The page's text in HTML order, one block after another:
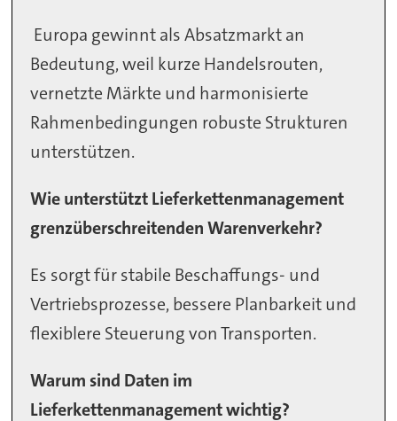
Europa gewinnt als Absatzmarkt an
Bedeutung, weil kurze Handelsrouten,
vernetzte Märkte und harmonisierte
Rahmenbedingungen robuste Strukturen
unterstützen.
Wie unterstützt Lieferkettenmanagement
grenzüberschreitenden Warenverkehr?
Es sorgt für stabile Beschaffungs- und
Vertriebsprozesse, bessere Planbarkeit und
flexiblere Steuerung von Transporten.
Warum sind Daten im
Lieferkettenmanagement wichtig?